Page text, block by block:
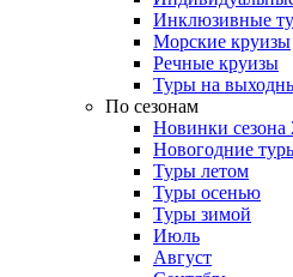
Инклюзивные
Морские круизы
Речные круизы
Туры на
По сезонам
Новинки сезона
Новогодние
Туры летом
Туры осенью
Туры зимой
Июль
Август